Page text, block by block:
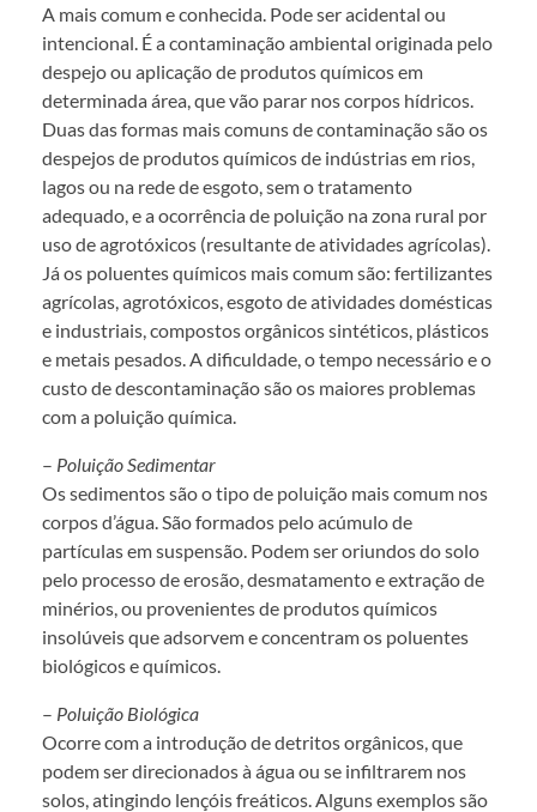
A mais comum e conhecida. Pode ser acidental ou
intencional. É a contaminação ambiental originada pelo
despejo ou aplicação de produtos químicos em
determinada área, que vão parar nos corpos hídricos.
Duas das formas mais comuns de contaminação são os
despejos de produtos químicos de indústrias em rios,
lagos ou na rede de esgoto, sem o tratamento
adequado, e a ocorrência de poluição na zona rural por
uso de agrotóxicos (resultante de atividades agrícolas).
Já os poluentes químicos mais comum são: fertilizantes
agrícolas, agrotóxicos, esgoto de atividades domésticas
e industriais, compostos orgânicos sintéticos, plásticos
e metais pesados. A dificuldade, o tempo necessário e o
custo de descontaminação são os maiores problemas
com a poluição química.
– Poluição Sedimentar
Os sedimentos são o tipo de poluição mais comum nos
corpos d’água. São formados pelo acúmulo de
partículas em suspensão. Podem ser oriundos do solo
pelo processo de erosão, desmatamento e extração de
minérios, ou provenientes de produtos químicos
insolúveis que adsorvem e concentram os poluentes
biológicos e químicos.
– Poluição Biológica
Ocorre com a introdução de detritos orgânicos, que
podem ser direcionados à água ou se infiltrarem nos
solos, atingindo lençóis freáticos. Alguns exemplos são